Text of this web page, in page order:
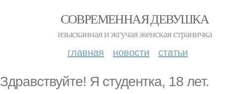
СОВРЕМЕННАЯ ДЕВУШКА
изысканная и жгучая женская страничка
главная новости статьи
Здравствуйте! Я студентка, 18 лет.